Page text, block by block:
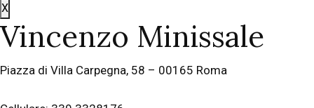
X
Vincenzo Minissale
Piazza di Villa Carpegna, 58 – 00165 Roma